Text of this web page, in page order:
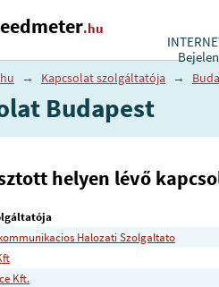
.hu
→ Kapcsolat szolgáltatója →
Budapest
helyen lévő
Halozati Szolgaltato
Kft.